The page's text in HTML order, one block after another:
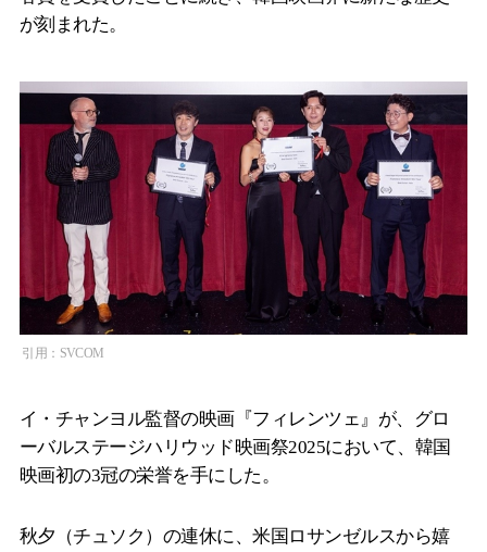
が刻まれた。
引用：SVCOM
イ・チャンヨル監督の映画『フィレンツェ』が、グロ
ーバルステージハリウッド映画祭2025において、韓国
映画初の3冠の栄誉を手にした。
秋夕（チュソク）の連休に、米国ロサンゼルスから嬉